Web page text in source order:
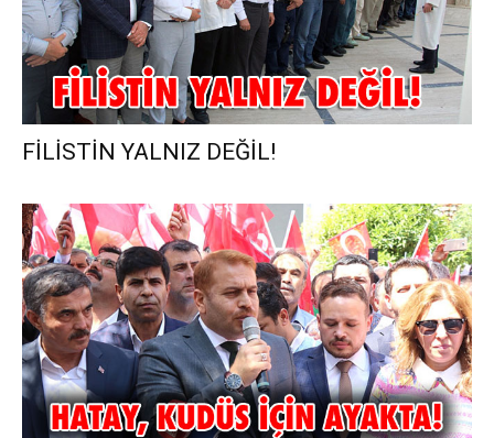
FİLİSTİN YALNIZ DEĞİL!